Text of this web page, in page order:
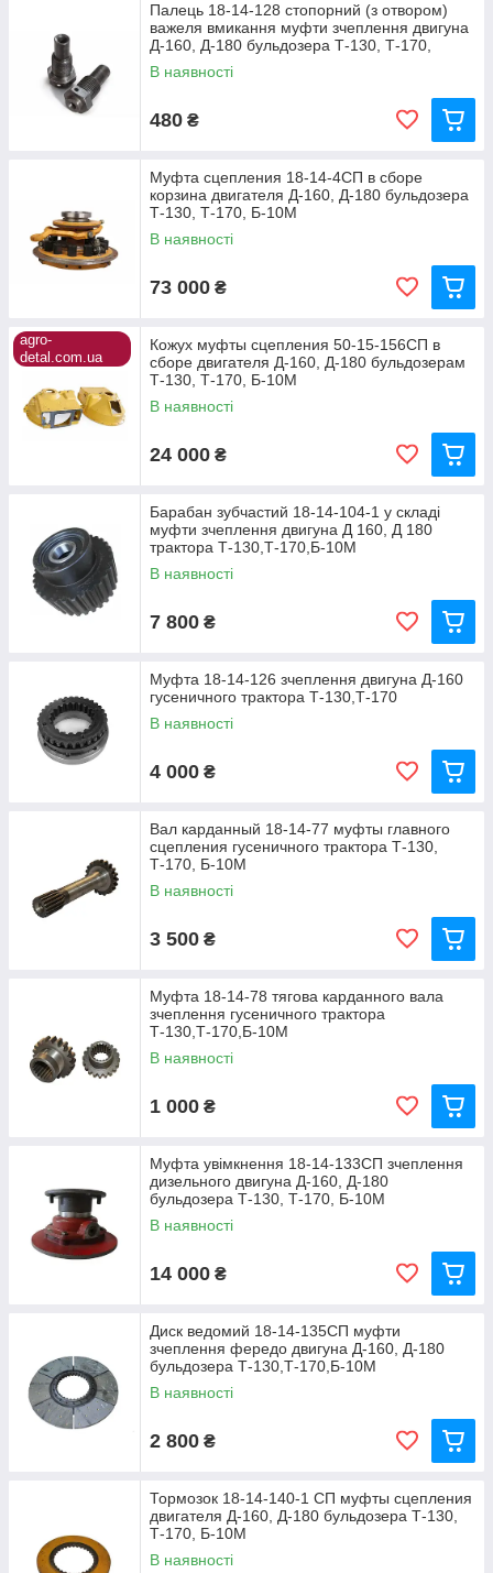
Палець 18-14-128 стопорний (з отвором)
важеля вмикання муфти зчеплення двигуна
Д-160, Д-180 бульдозера Т-130, Т-170,
Б-10М
В наявності
480 ₴
Муфта сцепления 18-14-4СП в сборе
корзина двигателя Д-160, Д-180 бульдозера
Т-130, Т-170, Б-10М
В наявності
73 000 ₴
agro-
detal.com.ua
Кожух муфты сцепления 50-15-156СП в
сборе двигателя Д-160, Д-180 бульдозерам
Т-130, Т-170, Б-10М
В наявності
24 000 ₴
Барабан зубчастий 18-14-104-1 у складі
муфти зчеплення двигуна Д 160, Д 180
трактора Т-130,Т-170,Б-10М
В наявності
7 800 ₴
Муфта 18-14-126 зчеплення двигуна Д-160
гусеничного трактора Т-130,Т-170
В наявності
4 000 ₴
Вал карданный 18-14-77 муфты главного
сцепления гусеничного трактора Т-130,
Т-170, Б-10М
В наявності
3 500 ₴
Муфта 18-14-78 тягова карданного вала
зчеплення гусеничного трактора
Т-130,Т-170,Б-10М
В наявності
1 000 ₴
Муфта увімкнення 18-14-133СП зчеплення
дизельного двигуна Д-160, Д-180
бульдозера Т-130, Т-170, Б-10М
В наявності
14 000 ₴
Диск ведомий 18-14-135СП муфти
зчеплення фередо двигуна Д-160, Д-180
бульдозера Т-130,Т-170,Б-10М
В наявності
2 800 ₴
Тормозок 18-14-140-1 СП муфты сцепления
двигателя Д-160, Д-180 бульдозера Т-130,
Т-170, Б-10М
В наявності